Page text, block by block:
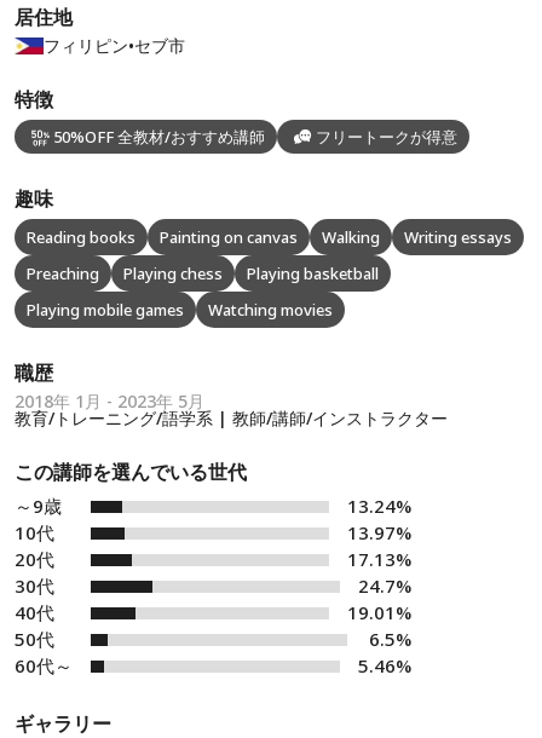
居住地
フィリピン•セブ市
特徴
50%OFF 全教材/おすすめ講師 フリートークが得意
趣味
Reading books Painting on canvas Walking
Writing essays
Preaching
Playing chess
Playing basketball
Playing mobile games
Watching movies
職歴
2018年 1月 - 2023年 5月
教育/トレーニング/語学系 | 教師/講師/インストラクター
この講師を選んでいる世代
～9歳
13.24%
10代
13.97%
20代
17.13%
30代
24.7%
40代
19.01%
50代
6.5%
60代～
5.46%
ギャラリー